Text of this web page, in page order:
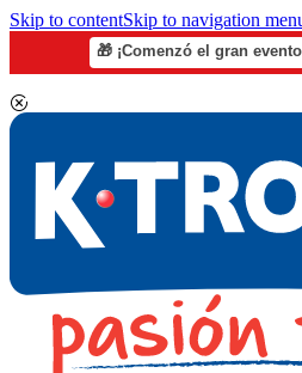
Skip to contentSkip to navigation
🎁 ¡Comenzó el gran